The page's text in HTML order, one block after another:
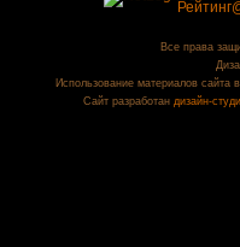
Все права
Использование материалов сайта
Сайт разработан дизайн-